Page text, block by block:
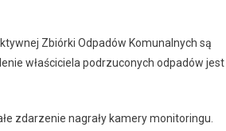
Zbiórki Odpadów Komunalnych są
właściciela podrzuconych odpadów jest
zdarzenie nagrały kamery monitoringu.